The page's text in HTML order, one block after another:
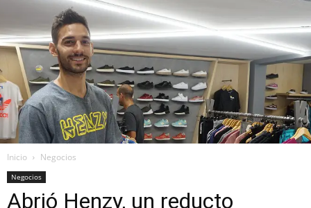
Inicio Negocios
Negocios
Abrió Henzy, un reducto